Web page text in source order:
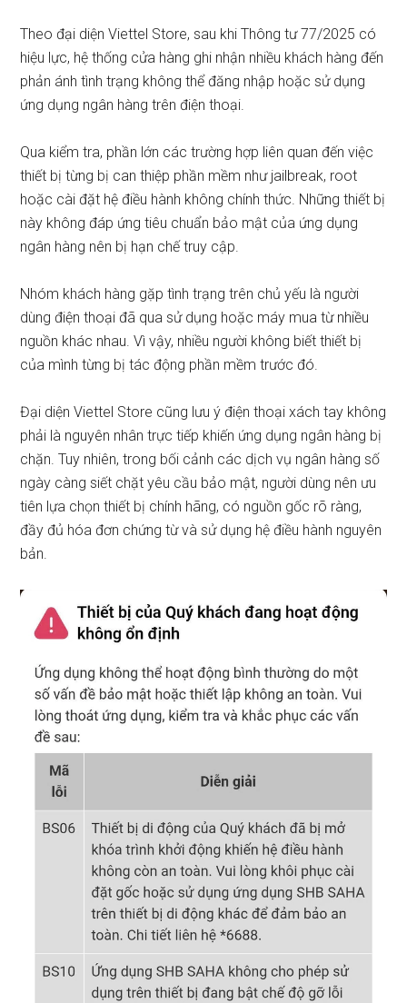
Theo đại diện Viettel Store, sau khi Thông tư 77/2025 có
hiệu lực, hệ thống cửa hàng ghi nhận nhiều khách hàng đến
phản ánh tình trạng không thể đăng nhập hoặc sử dụng
ứng dụng ngân hàng trên điện thoại.
Qua kiểm tra, phần lớn các trường hợp liên quan đến việc
thiết bị từng bị can thiệp phần mềm như jailbreak, root
hoặc cài đặt hệ điều hành không chính thức. Những thiết bị
này không đáp ứng tiêu chuẩn bảo mật của ứng dụng
ngân hàng nên bị hạn chế truy cập.
Nhóm khách hàng gặp tình trạng trên chủ yếu là người
dùng điện thoại đã qua sử dụng hoặc máy mua từ nhiều
nguồn khác nhau. Vì vậy, nhiều người không biết thiết bị
của mình từng bị tác động phần mềm trước đó.
Đại diện Viettel Store cũng lưu ý điện thoại xách tay không
phải là nguyên nhân trực tiếp khiến ứng dụng ngân hàng bị
chặn. Tuy nhiên, trong bối cảnh các dịch vụ ngân hàng số
ngày càng siết chặt yêu cầu bảo mật, người dùng nên ưu
tiên lựa chọn thiết bị chính hãng, có nguồn gốc rõ ràng,
đầy đủ hóa đơn chứng từ và sử dụng hệ điều hành nguyên
bản.